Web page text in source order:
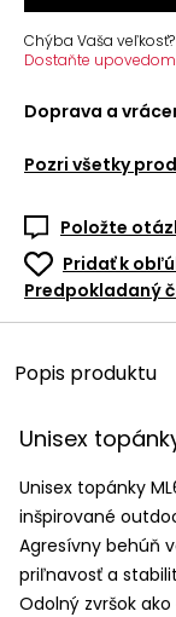
Chýba Vaša veľkosť?
Dostaňte
Doprava a
Pozri všetky
Položte
Pridať k
Predpokladaný
Popis produktu
Unisex
Unisex topánky
inšpirované
Agresívny behúň
priľnavosť a
Odolný zvršok